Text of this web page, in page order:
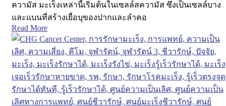
ความัส มะเร็งเหล่านี้เริ่มต้นในเซลล์สความัส ซึ่งเป็นเซลล์บาง
และแบนที่สร้างเยื่อบุของปากและลำคอ
Read More